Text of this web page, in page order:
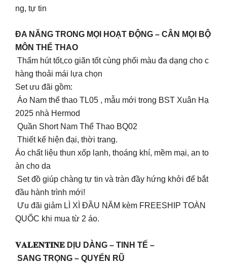
ng, tự tin
ĐA NĂNG TRONG MỌI HOẠT ĐỘNG – CÂN MỌI BỘ
MÔN THỂ THAO
Thấm hút tốt,co giãn tốt cùng phối màu đa dạng cho c
hàng thoải mái lựa chọn
Set ưu đãi gồm:
Áo Nam thể thao TL05 , mẫu mới trong BST Xuân Hạ
2025 nhà Hermod
Quần Short Nam Thể Thao BQ02
Thiết kế hiện đại, thời trang.
Áo chất liệu thun xốp lạnh, thoáng khí, mềm mại, an to
àn cho da
Set đồ giúp chàng tự tin và tràn đầy hứng khởi để bắt
đầu hành trình mới!
Ưu đãi giảm LÌ XÌ ĐẦU NĂM kèm FREESHIP TOÀN
QUỐC khi mua từ 2 áo.
𝐕𝐀𝐋𝐄𝐍𝐓𝐈𝐍𝐄 DỊU DÀNG – TINH TẾ –
SANG TRỌNG – QUYẾN RŨ